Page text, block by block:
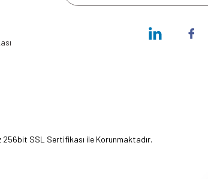
256bit SSL Sertifikası ile Korunmaktadır.